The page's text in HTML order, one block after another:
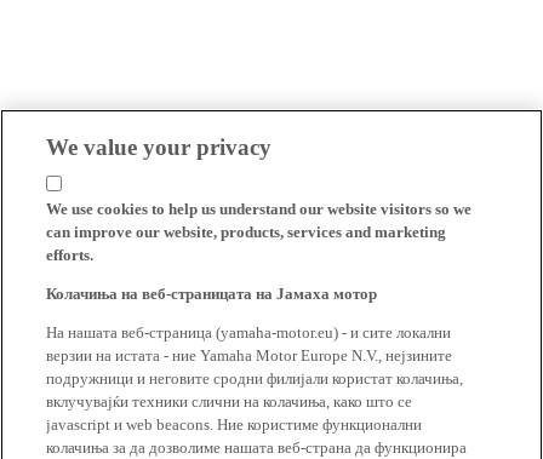
We value your privacy
We use cookies to help us understand our website visitors so we
can improve our website, products, services and marketing
efforts.
Колачиња на веб-страницата на Јамаха мотор
На нашата веб-страница (yamaha-motor.eu) - и сите локални
верзии на истата - ние Yamaha Motor Europe N.V., нејзините
подружници и неговите сродни филијали користат колачиња,
вклучувајќи техники слични на колачиња, како што се
javascript и web beacons. Ние користиме функционални
колачиња за да дозволиме нашата веб-страна да функционира